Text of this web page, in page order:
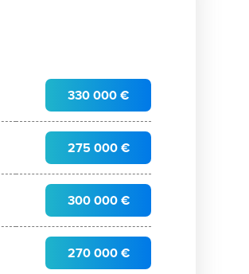
330 000 €
275 000 €
300 000 €
270 000 €